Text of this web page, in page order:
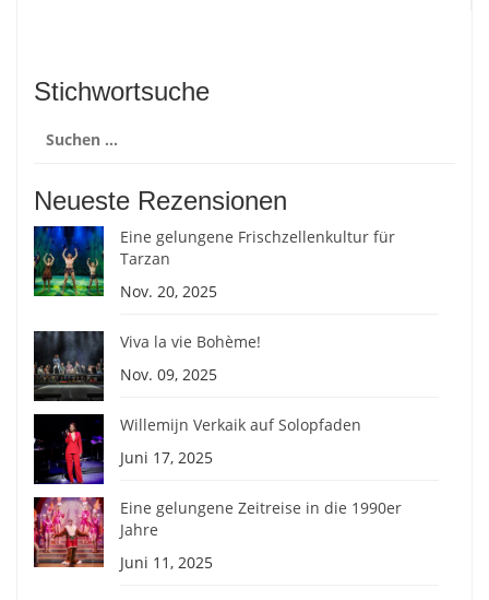
Stichwortsuche
nach:
Neueste Rezensionen
Eine gelungene Frischzellenkultur für
Tarzan
Nov. 20, 2025
Viva la vie Bohème!
Nov. 09, 2025
Willemijn Verkaik auf Solopfaden
Juni 17, 2025
Eine gelungene Zeitreise in die 1990er
Jahre
Juni 11, 2025